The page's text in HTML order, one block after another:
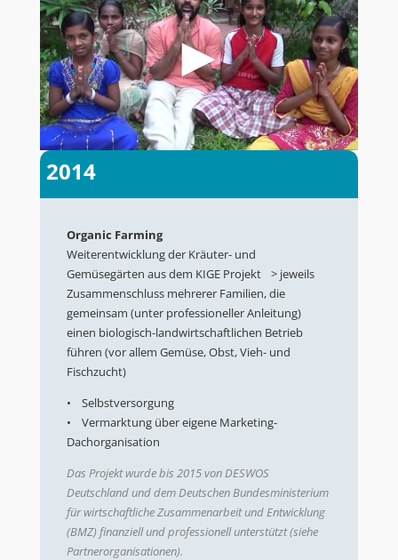
2014
Organic Farming
Weiterentwicklung der Kräuter- und
Gemüsegärten aus dem KIGE Projekt > jeweils
Zusammenschluss mehrerer Familien, die
gemeinsam (unter professioneller Anleitung)
einen biologisch-landwirtschaftlichen Betrieb
führen (vor allem Gemüse, Obst, Vieh- und
Fischzucht)
• Selbstversorgung
• Vermarktung über eigene Marketing-
Dachorganisation
Das Projekt wurde bis 2015 von DESWOS
Deutschland und dem Deutschen Bundesministerium
für wirtschaftliche Zusammenarbeit und Entwicklung
(BMZ) finanziell und professionell unterstützt (siehe
Partnerorganisationen).